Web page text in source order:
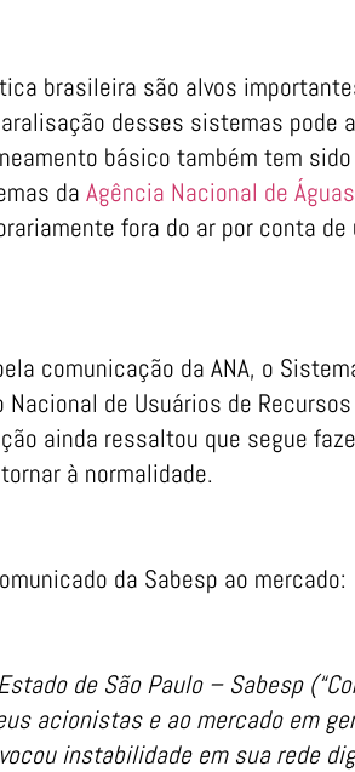
brasileira são alvos
desses sistemas pode
básico também tem
da Agência Nacional de
fora do ar por conta de
comunicação da ANA, o
Nacional de Usuários de
ainda ressaltou que segue
à normalidade.
da Sabesp ao mercado:
de São Paulo – Sabesp
acionistas e ao mercado em
instabilidade em sua rede